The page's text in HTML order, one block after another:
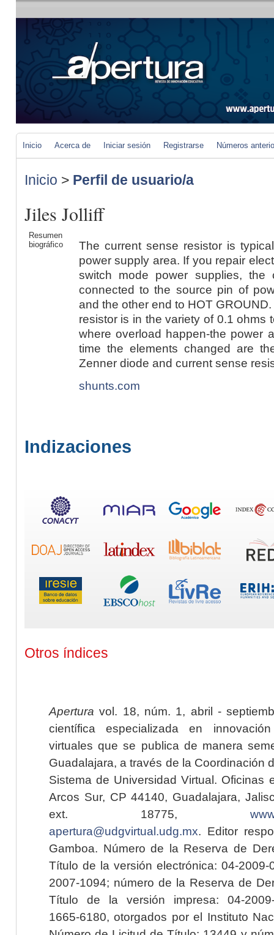
Inicio Acerca de Iniciar sesión Registrarse Números
Inicio > Perfil de usuario/a
Jiles Jolliff
Resumen
biográfico
The current sense resistor is
power supply area. If you repair
switch mode power supplies,
connected to the source pin of
and the other end to HOT
resistor is in the variety of 0.1 ohms
where overload happen-the power
time the elements changed are
Zenner diode and current sense
shunts.com
Indizaciones
Otros índices
Apertura vol. 18, núm. 1, abril -
científica especializada en
virtuales que se publica de manera
Guadalajara, a través de la Coordinación
Sistema de Universidad Virtual. Oficinas
Arcos Sur, CP 44140, Guadalajara,
ext. 18775,
apertura@udgvirtual.udg.mx. Editor
Gamboa. Número de la Reserva de
Título de la versión electrónica: 04-2009-
2007-1094; número de la Reserva de
Título de la versión impresa: 04-2009-
1665-6180, otorgados por el Instituto